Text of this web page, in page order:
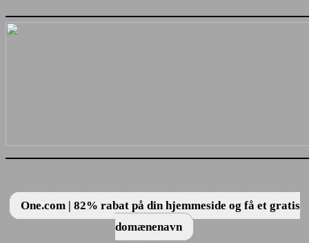
One.com | 82% rabat på din hjemmeside og få et gratis
domænenavn